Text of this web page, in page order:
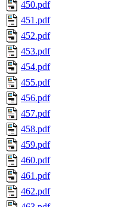
450.pdf
451.pdf
452.pdf
453.pdf
454.pdf
455.pdf
456.pdf
457.pdf
458.pdf
459.pdf
460.pdf
461.pdf
462.pdf